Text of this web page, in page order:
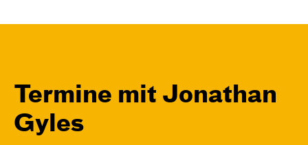
Termine mit Jonathan
Gyles